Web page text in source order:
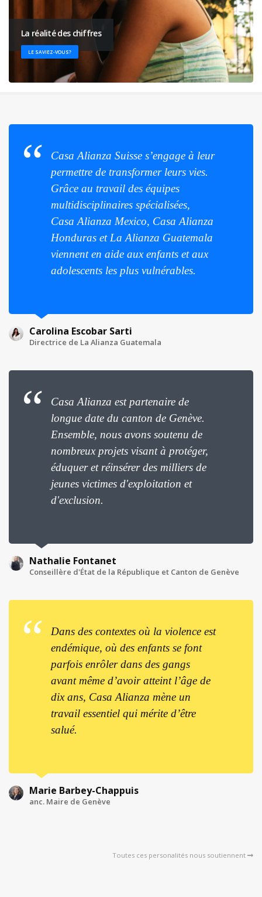
La réalité des chiffres
LE SAVIEZ-VOUS?
Casa Alianza Suisse s’engage à leur
permettre de transformer leurs vies.
Grâce au travail des équipes
multidisciplinaires spécialisées,
Casa Alianza Mexico, Casa Alianza
Honduras et La Alianza Guatemala
viennent en aide aux enfants et aux
adolescents les plus vulnérables.
Carolina Escobar Sarti
Directrice de La Alianza Guatemala
Casa Alianza est partenaire de
longue date du canton de Genève.
Ensemble, nous avons soutenu de
nombreux projets visant à protéger,
éduquer et réinsérer des milliers de
jeunes victimes d'exploitation et
d'exclusion.
Nathalie Fontanet
Conseillère d'État de la République et Canton de Genève
Dans des contextes où la violence est
endémique, où des enfants se font
parfois enrôler dans des gangs
avant même d’avoir atteint l’âge de
dix ans, Casa Alianza mène un
travail essentiel qui mérite d’être
salué.
Marie Barbey-Chappuis
anc. Maire de Genève
Toutes ces personalités nous soutiennent